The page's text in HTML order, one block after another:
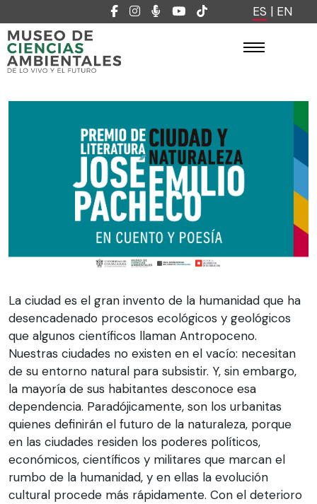
ES | EN
La ciudad es el gran invento de la humanidad que ha
desencadenado procesos ecológicos y geológicos
que algunos científicos llaman Antropoceno.
Nuestras ciudades no existen en el vacío: necesitan
de su entorno natural para subsistir. Y, sin embargo,
la mayoría de sus habitantes desconoce esa
dependencia. Paradójicamente, son los urbanitas
quienes definirán el futuro de la naturaleza, porque
en las ciudades residen los poderes políticos,
económicos, científicos y militares que marcan el
rumbo de la humanidad, y en ellas la evolución
cultural procede más rápidamente. Con el deterioro